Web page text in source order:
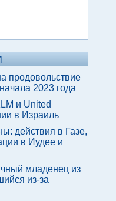
продовольствие
2023 года
и United
в Израиль
действия в Газе,
в Иудее и
младенец из
из-за